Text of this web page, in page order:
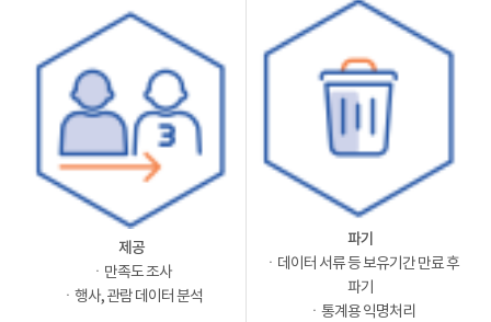
제공
ㆍ만족도 조사
ㆍ행사, 관람 데이터 분석
파기
ㆍ데이터 서류 등 보유기간 만료 후
파기
ㆍ통계용 익명처리